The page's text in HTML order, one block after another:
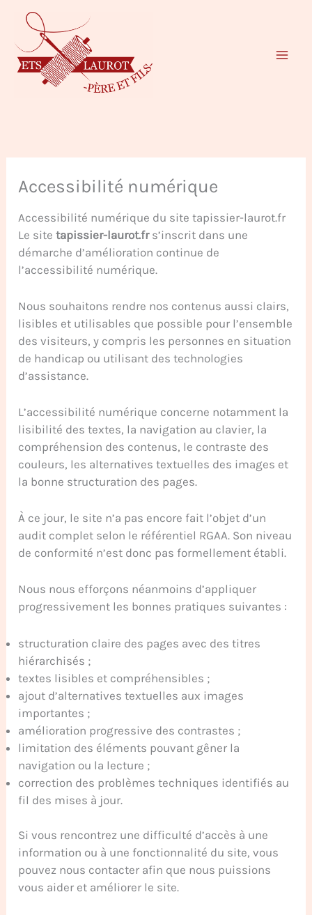
contenu
Accessibilité numérique
Accessibilité numérique du site tapissier-laurot.fr
Le sitetapissier-laurot.frs’inscrit dans une
démarche d’amélioration continue de
l’accessibilité numérique.
Nous souhaitons rendre nos contenus aussi clairs,
lisibles et utilisables que possible pour l’ensemble
des visiteurs, y compris les personnes en situation
de handicap ou utilisant des technologies
d’assistance.
L’accessibilité numérique concerne notamment la
lisibilité des textes, la navigation au clavier, la
compréhension des contenus, le contraste des
couleurs, les alternatives textuelles des images et
la bonne structuration des pages.
À ce jour, le site n’a pas encore fait l’objet d’un
audit complet selon le référentiel RGAA. Son niveau
de conformité n’est donc pas formellement établi.
Nous nous efforçons néanmoins d’appliquer
progressivement les bonnes pratiques suivantes :
structuration claire des pages avec des titres
hiérarchisés ;
textes lisibles et compréhensibles ;
ajout d’alternatives textuelles aux images
importantes ;
amélioration progressive des contrastes ;
limitation des éléments pouvant gêner la
navigation ou la lecture ;
correction des problèmes techniques identifiés au
fil des mises à jour.
Si vous rencontrez une difficulté d’accès à une
information ou à une fonctionnalité du site, vous
pouvez nous contacter afin que nous puissions
vous aider et améliorer le site.